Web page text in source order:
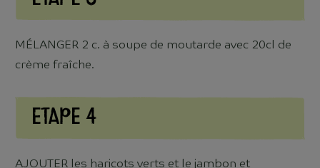
MÉLANGER 2 c. à soupe de moutarde avec 20cl de
crème fraîche.
Etape 4
AJOUTER les haricots verts et le jambon et